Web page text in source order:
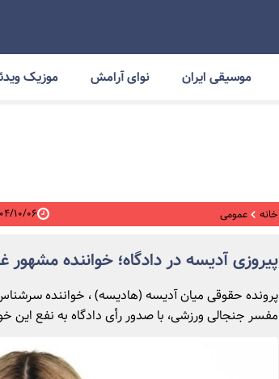
موسیقی ایران نوای آرامش موزیک
خانه عمومی ۱۴۰۴/۱۰/۰۶
پیروزی آدیسه در دادگاه؛ خواننده
پرونده حقوقی میان آدیسه (هادیسه) ، خواننده
مفسر جنجالی ورزشی، با صدور رأی دادگاه به نفع این